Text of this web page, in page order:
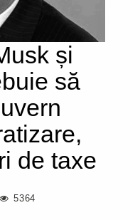
și
să
de taxe
5364